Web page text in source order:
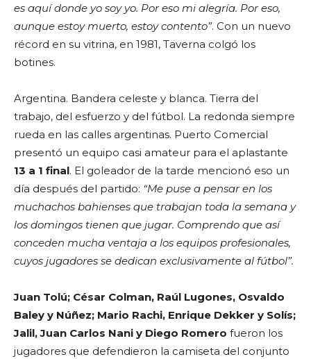
es aquí donde yo soy yo. Por eso mi alegría. Por eso,
aunque estoy muerto, estoy contento”. Con un nuevo
récord en su vitrina, en 1981, Taverna colgó los
botines.
Argentina. Bandera celeste y blanca. Tierra del
trabajo, del esfuerzo y del fútbol. La redonda siempre
rueda en las calles argentinas. Puerto Comercial
presentó un equipo casi amateur para el aplastante
13 a 1 final. El goleador de la tarde mencionó eso un
día después del partido: “Me puse a pensar en los
muchachos bahienses que trabajan toda la semana y
los domingos tienen que jugar. Comprendo que así
conceden mucha ventaja a los equipos profesionales,
cuyos jugadores se dedican exclusivamente al fútbol”.
Juan Tolú; César Colman, Raúl Lugones, Osvaldo
Baley y Núñez; Mario Rachi, Enrique Dekker y Solís;
Jalil, Juan Carlos Nani y Diego Romero fueron los
jugadores que defendieron la camiseta del conjunto